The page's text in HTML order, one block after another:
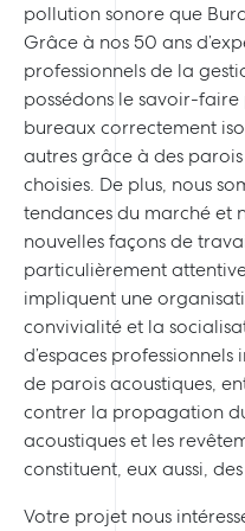
pollution sonore que
Grâce à nos 50 ans
professionnels de la
possédons le savoir-
bureaux correctement
autres grâce à des
choisies. De plus, nous
tendances du marché et
nouvelles façons de
particulièrement
impliquent une
convivialité et la
d’espaces
de parois acoustiques,
contrer la propagation
acoustiques et les
constituent, eux aussi,
Votre projet nous